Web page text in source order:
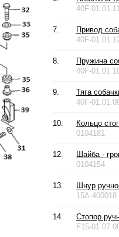
40F-
7.
Привод
40F-
8.
Пружина
40F-
9.
Тяга
40F-
10.
Кольцо
0104181
12.
Шайба -
0104154
13.
Шнур
15A-400018
14.
Стопор
F15-